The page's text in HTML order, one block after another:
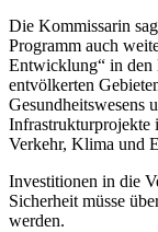
Die Kommissarin
Programm auch
Entwicklung“ in den
entvölkerten
Gesundheitswesens
Infrastrukturprojekte
Verkehr, Klima und
Investitionen in die
Sicherheit müsse
werden.